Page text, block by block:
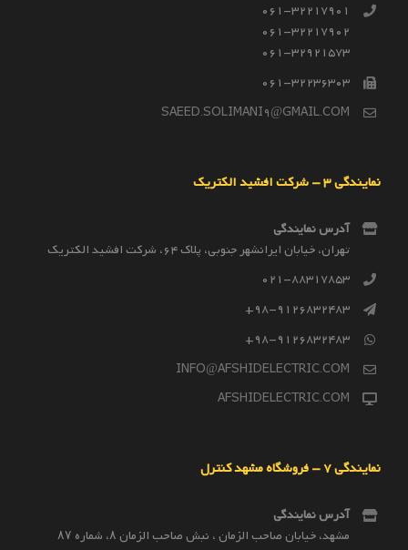
061-32217901
061-32217902
061-32921573
061-32236303
SAEED.SOLIMANI9@GMAIL.COM
نمایندگی 3 – شرکت افشید الکتریک
آدرس نمایندگی
تهران، خیابان ایرانشهر جنوبی، پلاک 64، شرکت افشید الکتریک
021-88317853
98-9126832483+
98-9126832483+
INFO@AFSHIDELECTRIC.COM
AFSHIDELECTRIC.COM
نمایندگی 7 – فروشگاه مشهد کنترل
آدرس نمایندگی
مشهد، خیابان صاحب الزمان ، نبش صاحب الزمان ۸، شماره ۸۷